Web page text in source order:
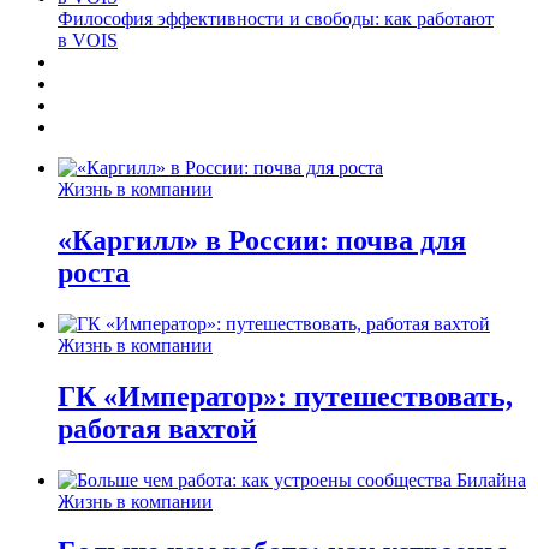
Философия эффективности и свободы: как работают
в VOIS
Жизнь в компании
«Каргилл» в России: почва для
роста
Жизнь в компании
ГК «Император»: путешествовать,
работая вахтой
Жизнь в компании